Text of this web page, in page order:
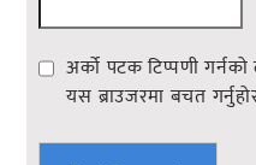
अर्को पटक टिप्पणी
यस ब्राउजरमा बचत